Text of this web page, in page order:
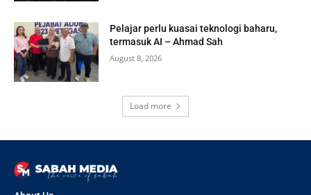
Pelajar perlu kuasai teknologi baharu,
termasuk AI – Ahmad Sah
August 8, 2026
Load more